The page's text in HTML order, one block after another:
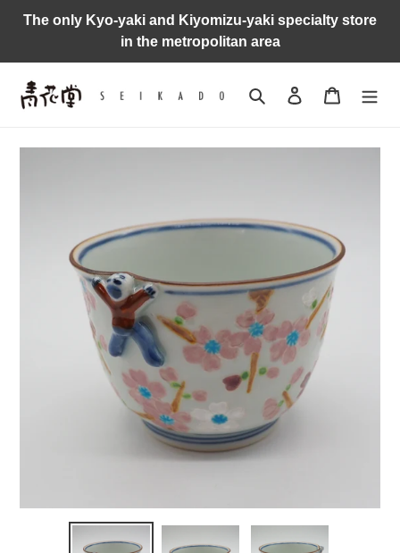
The only Kyo-yaki and Kiyomizu-yaki specialty store
in the metropolitan area
Search Log in Cart